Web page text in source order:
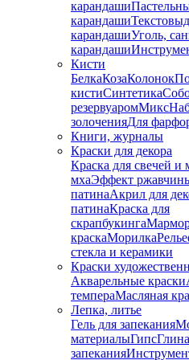
карандаши
карандаши
карандашиУголь,
карандаши
Кисти
БелкаКозаКолонок
кистиСинтетика
резервуаромМикс
золоченияДля
Книги, журналы
Краски для декора
Краска для свечей и
мхаЭффект
патинаАкрил для
патинаКраска для
скрапбукинга
краскаМорилка
стекла и керамики
Краски
Акварельные краски
темпераМасляная
Лепка, литье
Гель для запекания
материалыГипс
запекания